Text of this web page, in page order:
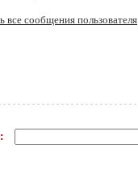
все сообщения пользователя